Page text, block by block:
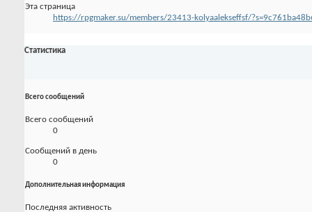
Эта страница
https://rpgmaker.su/members/23413-kolyaalekseffsf/
Статистика
Всего сообщений
Всего сообщений
0
Сообщений в день
0
Дополнительная информация
Последняя активность